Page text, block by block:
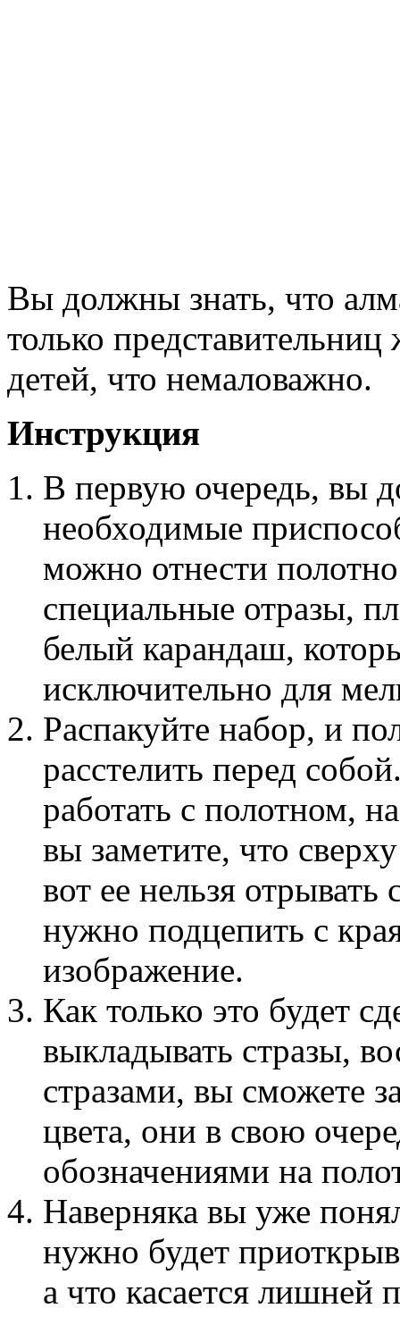
Вы должны знать, что
только
детей, что немаловажно.
Инструкция
В первую очередь, вы
необходимые
можно отнести
специальные отразы,
белый карандаш,
исключительно для
Распакуйте набор, и
расстелить перед
работать с полотном,
вы заметите, что
вот ее нельзя
нужно подцепить с
изображение.
Как только это будет
выкладывать стразы,
стразами, вы сможете
цвета, они в свою
обозначениями на
Наверняка вы уже
нужно будет
а что касается лишней